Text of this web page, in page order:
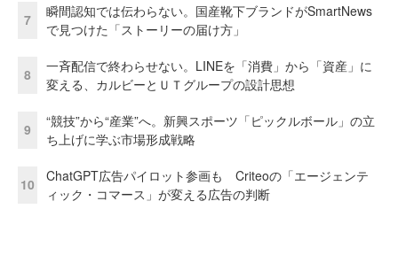
7
瞬間認知では伝わらない。国産靴下ブランドがSmartNews
で見つけた「ストーリーの届け方」
8
一斉配信で終わらせない。LINEを「消費」から「資産」に
変える、カルビーとＵＴグループの設計思想
9
“競技”から“産業”へ。新興スポーツ「ピックルボール」の立
ち上げに学ぶ市場形成戦略
10
ChatGPT広告パイロット参画も Criteoの「エージェンテ
ィック・コマース」が変える広告の判断